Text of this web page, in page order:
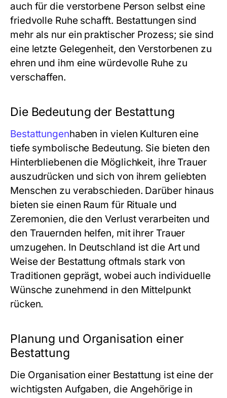
auch für die verstorbene Person selbst eine
friedvolle Ruhe schafft. Bestattungen sind
mehr als nur ein praktischer Prozess; sie sind
eine letzte Gelegenheit, den Verstorbenen zu
ehren und ihm eine würdevolle Ruhe zu
verschaffen.
Die Bedeutung der Bestattung
Bestattungenhaben in vielen Kulturen eine
tiefe symbolische Bedeutung. Sie bieten den
Hinterbliebenen die Möglichkeit, ihre Trauer
auszudrücken und sich von ihrem geliebten
Menschen zu verabschieden. Darüber hinaus
bieten sie einen Raum für Rituale und
Zeremonien, die den Verlust verarbeiten und
den Trauernden helfen, mit ihrer Trauer
umzugehen. In Deutschland ist die Art und
Weise der Bestattung oftmals stark von
Traditionen geprägt, wobei auch individuelle
Wünsche zunehmend in den Mittelpunkt
rücken.
Planung und Organisation einer
Bestattung
Die Organisation einer Bestattung ist eine der
wichtigsten Aufgaben, die Angehörige in